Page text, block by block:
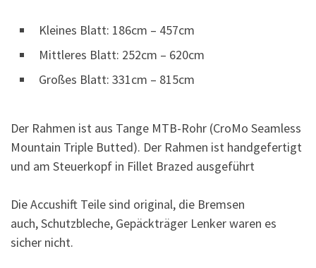
Kleines Blatt: 186cm – 457cm
Mittleres Blatt: 252cm – 620cm
Großes Blatt: 331cm – 815cm
Der Rahmen ist aus Tange MTB-Rohr (CroMo Seamless
Mountain Triple Butted). Der Rahmen ist handgefertigt
und am Steuerkopf in Fillet Brazed ausgeführt
Die Accushift Teile sind original, die Bremsen
auch, Schutzbleche, Gepäckträger Lenker waren es
sicher nicht.